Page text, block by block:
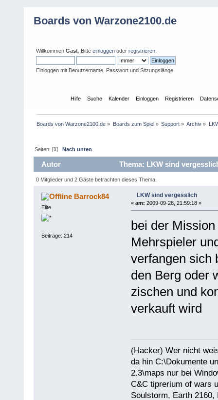
Boards von Warzone2100.de
Willkommen Gast . Bitte einloggen oder registrieren
Einloggen mit Benutzername, Passwort und Sitzungslänge
Hilfe Suche Kalender Einloggen Registrieren
Boards von Warzone2100.de » Boards zum Spiel» Support» Archiv »
Seiten: [1]Nach unten
Autor Thema: LKW sind
0 Mitglieder und 2 Gäste betrachten dieses Thema.
Barrock84
Elite
Beiträge: 214
LKW sind vergesslich
« am: 2009-09-28, 21:59:18 »
bei der
Mehrspieler
verfangen sich
den Berg oder
zischen und
verkauft wird
(Hacker) Wer nicht
da hin C:\Dokumente
2.3\maps nur bei
C&C tiprerium of wars
Soulstorm, Earth